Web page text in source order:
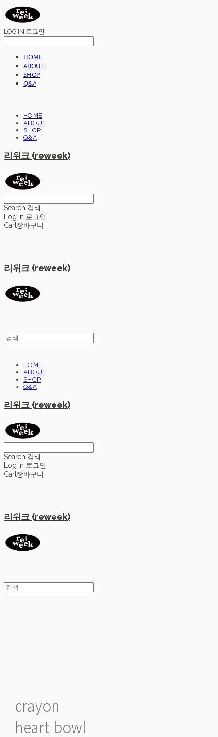
LOG IN 로그인
HOME
ABOUT
SHOP
Q&A
HOME
ABOUT
SHOP
Q&A
리위크 (reweek)
Search 검색
Log In 로그인
Cart장바구니
리위크 (reweek)
HOME
ABOUT
SHOP
Q&A
리위크 (reweek)
Search 검색
Log In 로그인
Cart장바구니
리위크 (reweek)
crayon
heart bowl